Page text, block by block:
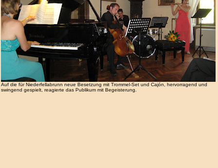
Auf die für Niederfellabrunn neue Besetzung mit Trommel-Set und Cajón, hervorragend und
swingend gespielt, reagierte das Publikum mit Begeisterung.